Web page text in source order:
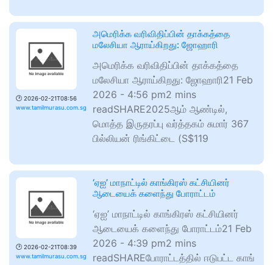
🕑 2026-02-21T08:56
www.tamilmurasu.com.sg
அமெரிக்க வரிவிதிப்பின் தாக்கத்தை
மலேசியா ஆராய்கிறது: ஜோஹாரி
அமெரிக்க வரிவிதிப்பின் தாக்கத்தை
மலேசியா ஆராய்கிறது: ஜோஹாரி21 Feb
2026 - 4:56 pm2 mins
readSHARE2025ஆம் ஆண்டில்,
மொத்த இருதரப்பு வர்த்தகம் சுமார் 367
பில்லியன் ரிங்கிட்டை (S$119
🕑 2026-02-21T08:39
www.tamilmurasu.com.sg
‘ஏஐ’ மாநாட்டில் காங்கிரஸ் கட்சியினர்
ஆடையைக் களைந்து போராட்டம்
‘ஏஐ’ மாநாட்டில் காங்கிரஸ் கட்சியினர்
ஆடையைக் களைந்து போராட்டம்21 Feb
2026 - 4:39 pm2 mins
readSHAREபோராட்​டத்​தில் ஈடு​பட்ட காங்​